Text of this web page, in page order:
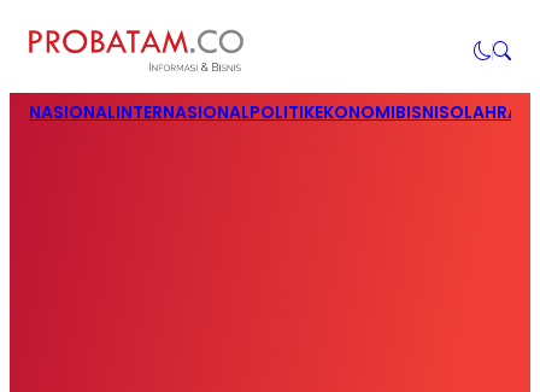
NASIONALINTERNASIONALPOLITIKEKONOMIBISNIS